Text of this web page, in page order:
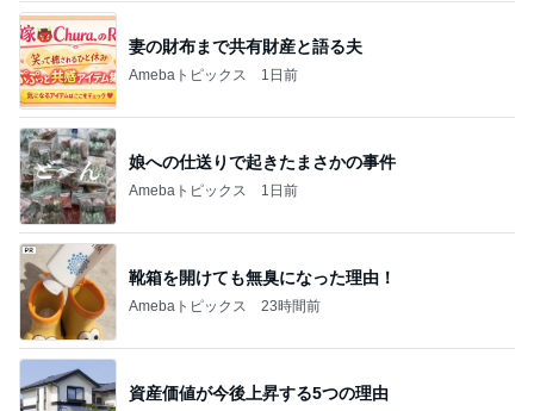
妻の財布まで共有財産と語る夫
Amebaトピックス 1日前
娘への仕送りで起きたまさかの事件
Amebaトピックス 1日前
靴箱を開けても無臭になった理由！
Amebaトピックス 23時間前
資産価値が今後上昇する5つの理由